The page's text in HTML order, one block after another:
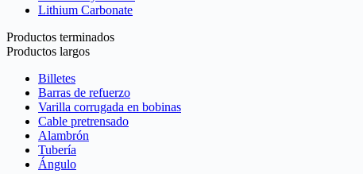
Lithium Carbonate
Productos terminados
Productos largos
Billetes
Barras de refuerzo
Varilla corrugada en bobinas
Cable pretrensado
Alambrón
Tubería
Ángulo